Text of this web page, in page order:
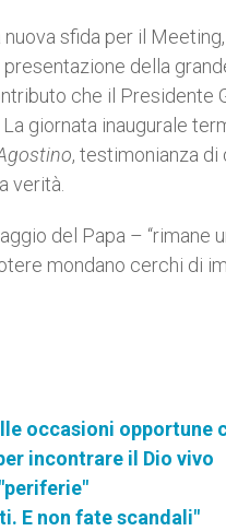
sfida per il
della
che il Presidente
giornata inaugurale
, testimonianza di
verità.
del Papa – “rimane
mondano cerchi di
occasioni opportune
incontrare il Dio vivo
E non fate scandali"